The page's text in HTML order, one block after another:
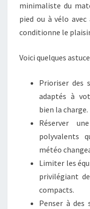
minimaliste du
pied ou à vélo
conditionne le
Voici quelques
Prioriser des
adaptés à
bien la charge.
Réserver
polyvalents
météo
Limiter les
privilégiant
compacts.
Penser à des